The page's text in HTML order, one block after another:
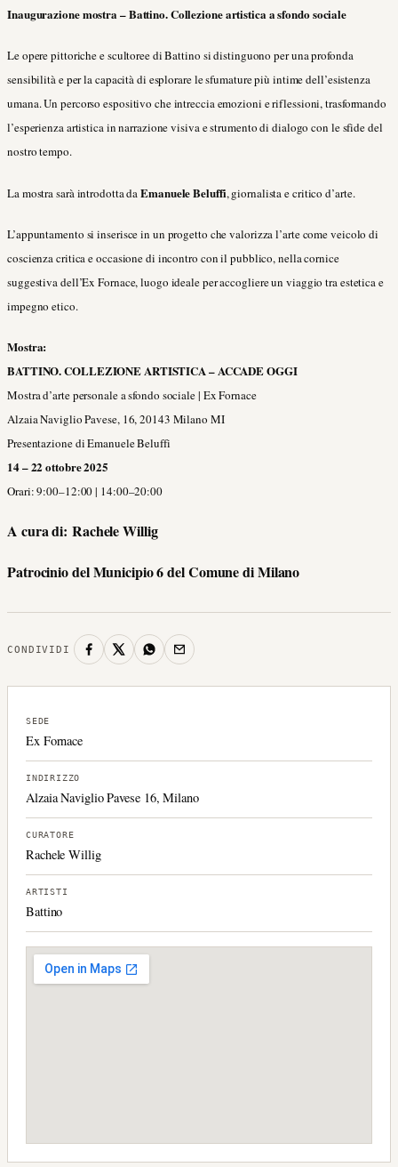
Inaugurazione mostra – Battino. Collezione artistica a sfondo sociale
Le opere pittoriche e scultoree di Battino si distinguono per una profonda
sensibilità e per la capacità di esplorare le sfumature più intime dell’esistenza
umana. Un percorso espositivo che intreccia emozioni e riflessioni, trasformando
l’esperienza artistica in narrazione visiva e strumento di dialogo con le sfide del
nostro tempo.
La mostra sarà introdotta daEmanuele Beluffi, giornalista e critico d’arte.
L’appuntamento si inserisce in un progetto che valorizza l’arte come veicolo di
coscienza critica e occasione di incontro con il pubblico, nella cornice
suggestiva dell’Ex Fornace, luogo ideale per accogliere un viaggio tra estetica e
impegno etico.
Mostra:
BATTINO. COLLEZIONE ARTISTICA – ACCADE OGGI
Mostra d’arte personale a sfondo sociale | Ex Fornace
Alzaia Naviglio Pavese, 16, 20143 Milano MI
Presentazione di Emanuele Beluffi
14 – 22 ottobre 2025
Orari: 9:00–12:00 | 14:00–20:00
A cura di: Rachele Willig
Patrocinio del Municipio 6 del Comune di Milano
CONDIVIDI
SEDE
Ex Fornace
INDIRIZZO
Alzaia Naviglio Pavese 16, Milano
CURATORE
Rachele Willig
ARTISTI
Battino